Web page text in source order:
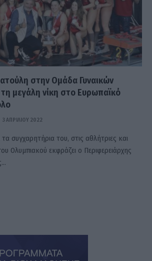
στην Ομάδα Γυναικών
μεγάλη νίκη στο Ευρωπαϊκό
3 ΑΠΡΙΛΊΟΥ 2022
τα συγχαρητήρια του, στις αθλήτριες και
Ολυμπιακού εκφράζει ο Περιφερειάρχης